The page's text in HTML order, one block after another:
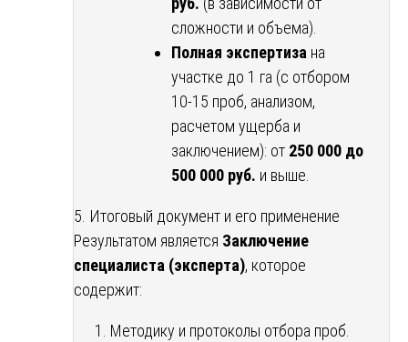
сложности и объема).
Полная экспертиза на
участке до 1 га (с отбором
10-15 проб, анализом,
расчетом ущерба и
заключением): от 250 000 до
500 000 руб. и выше.
5. Итоговый документ и его применение
Результатом является Заключение
специалиста (эксперта), которое
содержит:
Методику и протоколы отбора проб.